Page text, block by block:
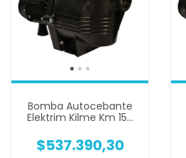
Bomba Autocebante
Elektrim Kilme Km 150
$537.390,30